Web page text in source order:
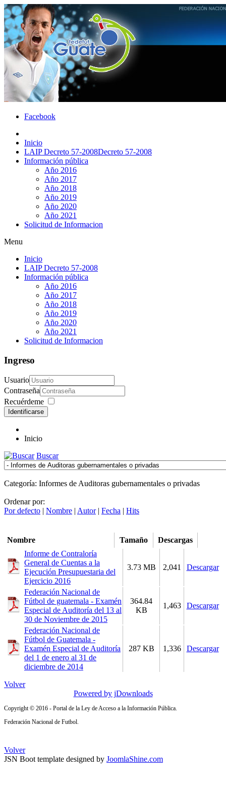
Facebook
Inicio
LAIP Decreto 57-2008Decreto 57-2008
Información pública
Año 2016
Año 2017
Año 2018
Año 2019
Año 2020
Año 2021
Solicitud de Informacion
Menu
Inicio
LAIP Decreto 57-2008
Información pública
Año 2016
Año 2017
Año 2018
Año 2019
Año 2020
Año 2021
Solicitud de Informacion
Ingreso
Usuario
Contraseña
Recuérdeme
Identificarse
Inicio
Buscar
Categoría: Informes de Auditoras gubernamentales o privadas
Ordenar por:
Por defecto | Nombre | Autor| Fecha | Hits
Nombre Tamaño
Descargas
Informe de Contraloría
General de Cuentas a la
Ejecución Presupuestaria del
Ejercicio 2016
3.73 MB 2,041 Descargar
Federación Nacional de
Fútbol de guatemala - Examén
Especial de Auditoría del 13 al
30 de Noviembre de 2015
364.84
KB
1,463 Descargar
Federación Nacional de
Fútbol de Guatemala -
Examén Especial de Auditoría
del 1 de enero al 31 de
diciembre de 2014
287 KB 1,336 Descargar
Volver
Powered by jDownloads
Copyright © 2016 - Portal de la Ley de Acceso a la Información Pública.
Federación Nacional de Futbol.
Volver
JSN Boot template designed by JoomlaShine.com